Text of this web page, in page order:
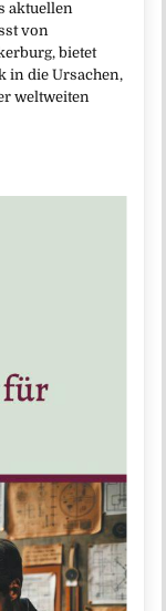
aktuellen
von
bietet
in die Ursachen,
weltweiten